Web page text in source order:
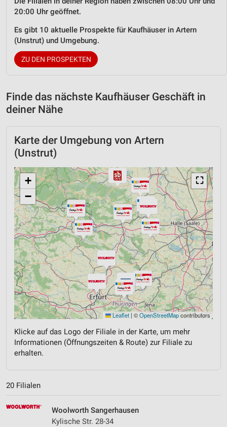
20:00 Uhr geöffnet.
Es gibt 10 aktuelle Prospekte für Kaufhäuser in Artern
(Unstrut) und Umgebung.
ZU DEN PROSPEKTEN
Finde das nächste Kaufhäuser Geschäft in
deiner Nähe
Karte der Umgebung von Artern
(Unstrut)
⛶
+
−
Leaflet | ©OpenStreetMapcontributors
Klicke auf das Logo der Filiale in der Karte, um mehr
Informationen (Öffnungszeiten & Route) zur Filiale zu
erhalten.
20 Filialen
Woolworth Sangerhausen
Kylische Str. 28-34